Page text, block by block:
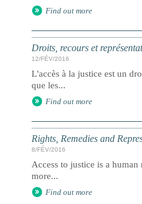
Find out more
Droits, recours et
12/FÉV/2016
L'accès à la justice est un
que les...
Find out more
Rights, Remedies and
8/FÉV/2016
Access to justice is a
more...
Find out more